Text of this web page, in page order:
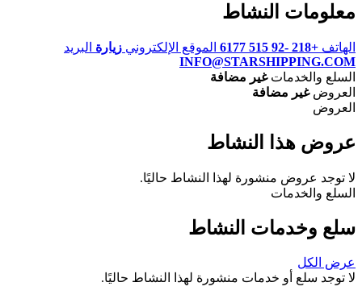
معلومات النشاط
الهاتف +218 -92 515 6177 الموقع الإلكتروني زيارة البريد
INFO@STARSHIPPING.COM
السلع والخدمات غير مضافة
العروض غير مضافة
العروض
عروض هذا النشاط
لا توجد عروض منشورة لهذا النشاط حاليًا.
السلع والخدمات
سلع وخدمات النشاط
عرض الكل
لا توجد سلع أو خدمات منشورة لهذا النشاط حاليًا.